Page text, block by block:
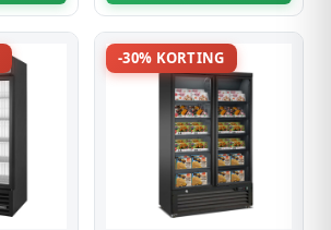
-30% KORTING